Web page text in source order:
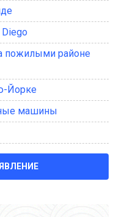
Diego
пожилыми районе
Йорке
машины